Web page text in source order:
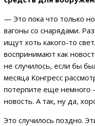
— Это пока что только
вагоны со снарядами.
ищут хоть какого-то
воспринимают как
не случилось, если бы
месяца Конгресс
потерпите еще немного
новость. А так, ну да,
Это случилось поздно.